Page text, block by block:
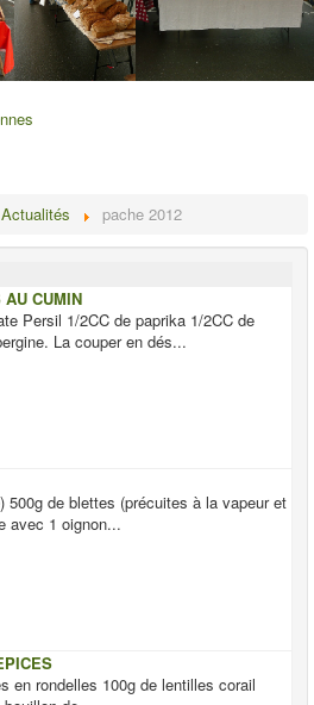
Actualités pache 2012
AU CUMIN
Persil 1/2CC de paprika 1/2CC de
La couper en dés...
500g de blettes (précuites à la vapeur et
avec 1 oignon...
en rondelles 100g de lentilles corail